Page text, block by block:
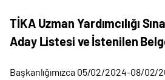
TİKA Uzman Yardımcılığı
Aday Listesi ve İstenilen
Başkanlığımızca 05/02/2024-08/02/